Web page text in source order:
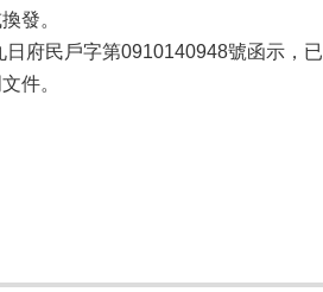
發。
府民戶字第0910140948號函示，已
件。